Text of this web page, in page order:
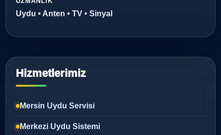
Uydu • Anten • TV • Sinyal
Hizmetlerimiz
Mersin Uydu Servisi
Merkezi Uydu Sistemi